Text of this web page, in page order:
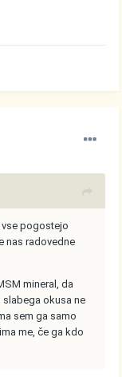
vse pogostejo
nas radovedne
mineral, da
slabega okusa ne
sem ga samo
me, če ga kdo